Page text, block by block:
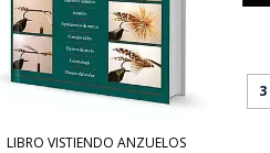
LIBRO VISTIENDO ANZUELOS
3